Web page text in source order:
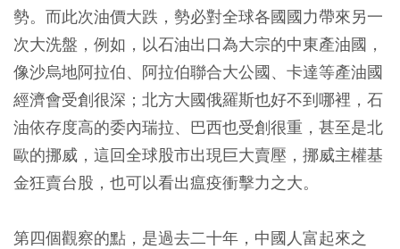
勢。而此次油價大跌，勢必對全球各國國力帶來另一
次大洗盤，例如，以石油出口為大宗的中東產油國，
像沙烏地阿拉伯、阿拉伯聯合大公國、卡達等產油國
經濟會受創很深；北方大國俄羅斯也好不到哪裡，石
油依存度高的委內瑞拉、巴西也受創很重，甚至是北
歐的挪威，這回全球股市出現巨大賣壓，挪威主權基
金狂賣台股，也可以看出瘟疫衝擊力之大。
第四個觀察的點，是過去二十年，中國人富起來之